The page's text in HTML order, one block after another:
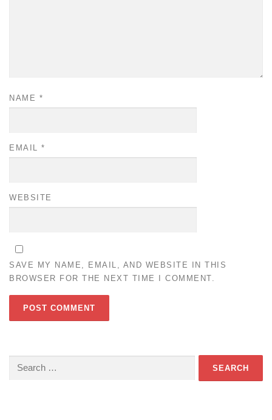
NAME *
EMAIL *
WEBSITE
SAVE MY NAME, EMAIL, AND WEBSITE IN THIS
BROWSER FOR THE NEXT TIME I COMMENT.
Search